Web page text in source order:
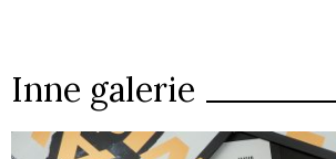
Inne galerie